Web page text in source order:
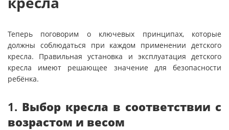
Теперь поговорим о ключевых принципах, которые
должны соблюдаться при каждом применении детского
кресла. Правильная установка и эксплуатация детского
кресла имеют решающее значение для безопасности
ребёнка.
1. Выбор кресла в соответствии с
возрастом и весом